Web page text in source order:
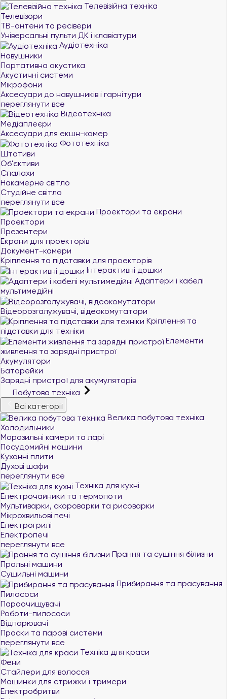
Телевізійна техніка
Телевізори
ТВ-антени та ресівери
Універсальні пульти ДК і клавіатури
Аудіотехніка
Навушники
Портативна акустика
Акустичні системи
Мікрофони
Аксесуари до навушників і гарнітури
переглянути все
Відеотехніка
Медіаплеєри
Аксесуари для екшн-камер
Фототехніка
Штативи
Об'єктиви
Спалахи
Накамерне світло
Студійне світло
переглянути все
Проектори та екрани
Проектори
Презентери
Екрани для проекторів
Документ-камери
Кріплення та підставки для проекторів
Інтерактивні дошки
Адаптери і кабелі
мультимедійні
Відеорозгалужувачі, відеокомутатори
Кріплення та
підставки для техніки
Елементи
живлення та зарядні пристрої
Акумулятори
Батарейки
Зарядні пристрої для акумуляторів
Побутова техніка
Всі категорії
Велика побутова техніка
Холодильники
Морозильні камери та ларі
Посудомийні машини
Кухонні плити
Духові шафи
переглянути все
Техніка для кухні
Електрочайники та термопоти
Мультиварки, скороварки та рисоварки
Мікрохвильові печі
Електрогрилі
Електропечі
переглянути все
Прання та сушіння білизни
Пральні машини
Сушильні машини
Прибирання та прасування
Пилососи
Пароочищувачі
Роботи-пилососи
Відпарювачі
Праски та парові системи
переглянути все
Техніка для краси
Фени
Стайлери для волосся
Машинки для стрижки і тримери
Електробритви